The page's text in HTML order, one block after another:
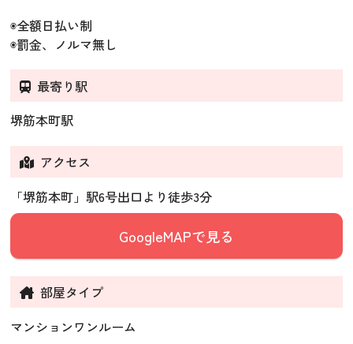
◉全額日払い制
◉罰金、ノルマ無し
最寄り駅
堺筋本町駅
アクセス
「堺筋本町」駅6号出口より徒歩3分
GoogleMAPで見る
部屋タイプ
マンションワンルーム